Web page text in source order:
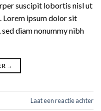
suscipit lobortis nisl ut
Lorem ipsum dolor sit
diam nonummy nibh
→
Laat een reactie achter